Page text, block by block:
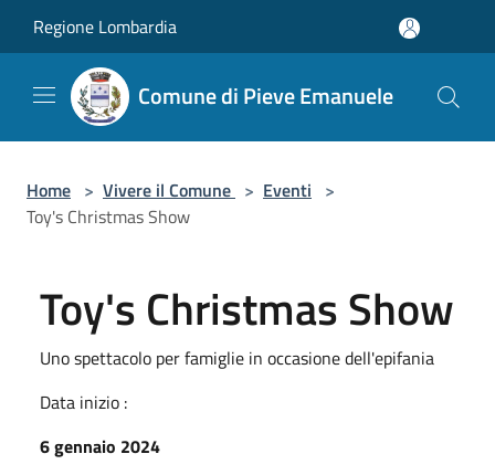
Regione Lombardia
Comune di Pieve Emanuele
Home > Vivere il Comune > Eventi >
Toy's Christmas Show
Toy's Christmas Show
Uno spettacolo per famiglie in occasione dell'epifania
Data inizio :
6 gennaio 2024